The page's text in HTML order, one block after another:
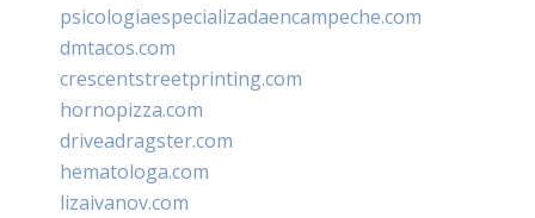
psicologiaespecializadaencampeche.com
dmtacos.com
crescentstreetprinting.com
hornopizza.com
driveadragster.com
hematologa.com
lizaivanov.com